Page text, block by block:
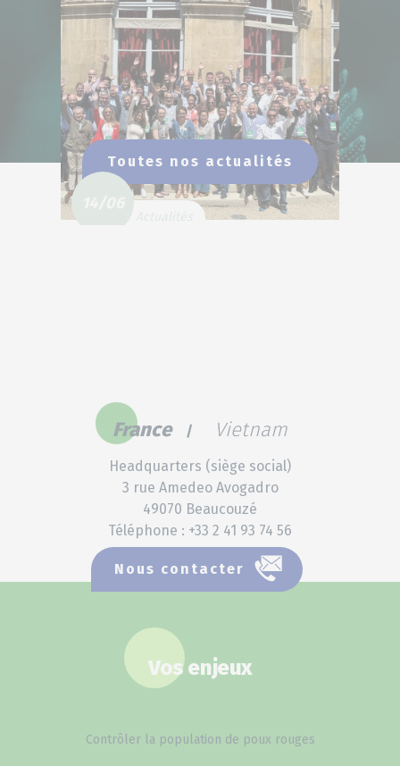
Toutes nos actualités
France Vietnam
Headquarters (siège social)
3 rue Amedeo Avogadro
49070 Beaucouzé
Téléphone : +33 2 41 93 74 56
Nous contacter
Vos enjeux
Contrôler la population de poux rouges